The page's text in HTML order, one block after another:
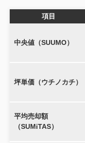
項目
中央値（SUUMO）
坪単価（ウチノカチ）
平均売却額
（SUMiTAS）